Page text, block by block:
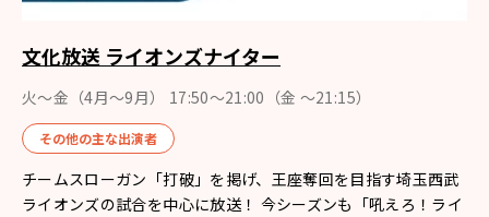
文化放送 ライオンズナイター
火～金（4月〜9月） 17:50～21:00（金 ～21:15）
その他の主な出演者
チームスローガン「打破」を掲げ、王座奪回を目指す埼玉西武
ライオンズの試合を中心に放送！ 今シーズンも「吼えろ！ライ